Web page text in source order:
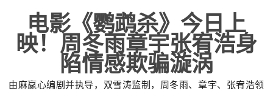
电影《鹦鹉杀》今日上
映！周冬雨章宇张宥浩身
陷情感欺骗漩涡
由麻赢心编剧并执导，双雪涛监制，周冬雨、章宇、张宥浩领